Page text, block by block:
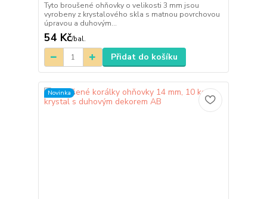
Tyto broušené ohňovky o velikosti 3 mm jsou
vyrobeny z krystalového skla s matnou povrchovou
úpravou a duhovým...
54 Kč/bal.
Přidat do košíku
Novinka